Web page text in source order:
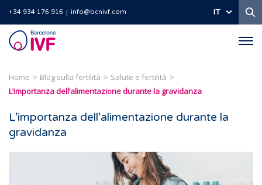
+34 934 176 916 info@bcnivf.com IT
Barcelona
IVF
Home Blog sulla fertilità
Salute e fertilità
L’importanza dell’alimentazione durante la gravidanza
L’importanza dell’alimentazione durante la
gravidanza